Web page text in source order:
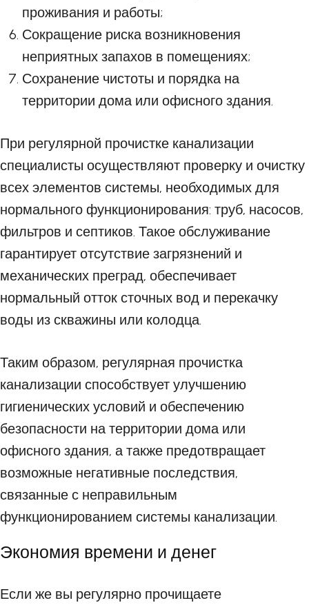
проживания и работы;
Сокращение риска возникновения
неприятных запахов в помещениях;
Сохранение чистоты и порядка на
территории дома или офисного здания.
При регулярной прочистке канализации
специалисты осуществляют проверку и очистку
всех элементов системы, необходимых для
нормального функционирования: труб, насосов,
фильтров и септиков. Такое обслуживание
гарантирует отсутствие загрязнений и
механических преград, обеспечивает
нормальный отток сточных вод и перекачку
воды из скважины или колодца.
Таким образом, регулярная прочистка
канализации способствует улучшению
гигиенических условий и обеспечению
безопасности на территории дома или
офисного здания, а также предотвращает
возможные негативные последствия,
связанные с неправильным
функционированием системы канализации.
Экономия времени и денег
Если же вы регулярно прочищаете